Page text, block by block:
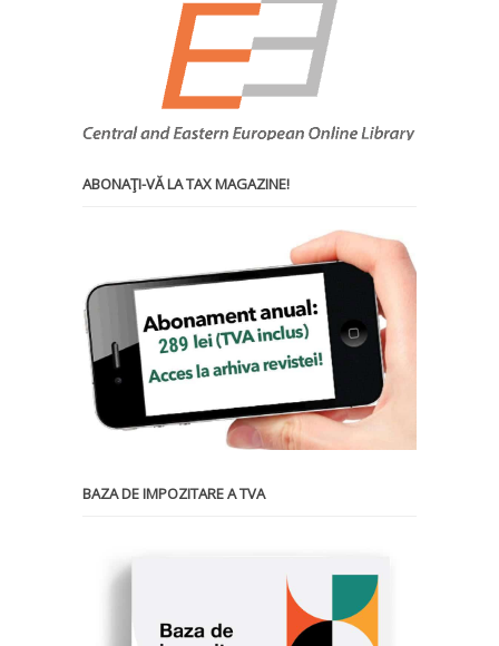
ABONAŢI-VĂ LA TAX MAGAZINE!
BAZA DE IMPOZITARE A TVA